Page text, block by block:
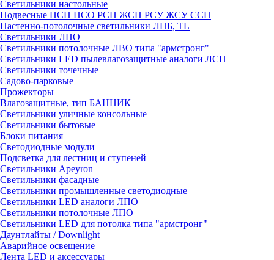
Светильники настольные
Подвесные НСП НСО РСП ЖСП РСУ ЖСУ ССП
Настенно-потолочные светильники ЛПБ, TL
Светильники ЛПО
Светильники потолочные ЛВО типа "армстронг"
Светильники LED пылевлагозащитные аналоги ЛСП
Светильники точечные
Садово-парковые
Прожекторы
Влагозащитные, тип БАННИК
Светильники уличные консольные
Светильники бытовые
Блоки питания
Светодиодные модули
Подсветка для лестниц и ступеней
Светильники Apeyron
Светильники фасадные
Светильники промышленные светодиодные
Светильники LED аналоги ЛПО
Светильники потолочные ЛПО
Светильники LED для потолка типа "армстронг"
Даунтлайты / Downlight
Аварийное освещение
Лента LED и аксессуары